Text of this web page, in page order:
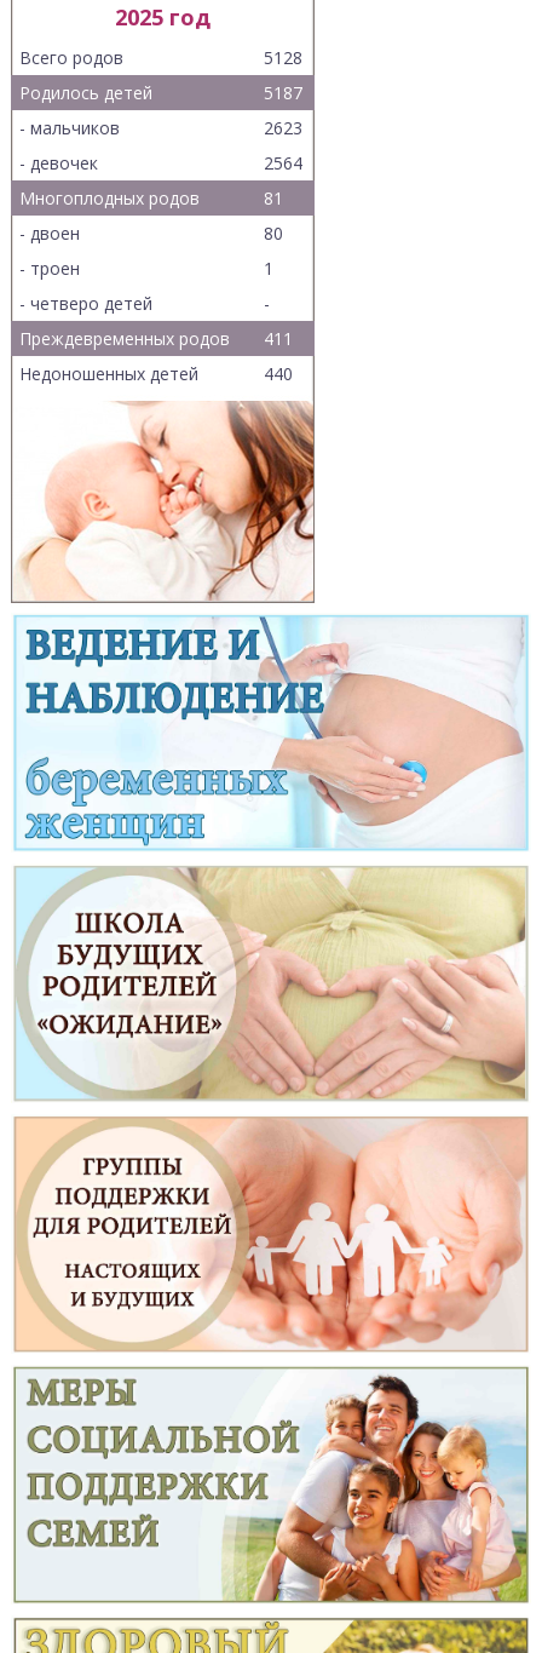
2025 год
Всего родов
5128
Родилось детей
5187
- мальчиков
2623
- девочек
2564
Многоплодных родов
81
- двоен
80
- троен
1
- четверо детей
-
Преждевременных родов
411
Недоношенных детей
440